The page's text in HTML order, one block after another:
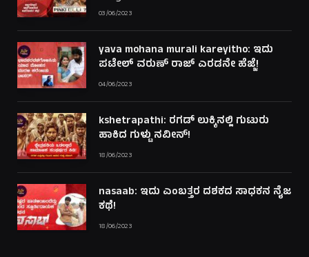
03/06/2023
yava mohana murali kareyitho: ಇದು
ಪಟೇಲ್ ವರುಣ್ ರಾಜ್ ಎರಡನೇ ಹೆಜ್ಜೆ!
04/06/2023
kshetrapathi: ರಗಡ್ ಲುಕ್ಕಿನಲ್ಲಿ ಗುಟುರು
ಹಾಕಿದ ಗುಳ್ಟು ನವೀನ್!
18/06/2023
nasaab: ಇದು ಎಂಬತ್ತರ ದಶಕದ ಸಾಧಕನ ನೈಜ
ಕಥೆ!
18/06/2023